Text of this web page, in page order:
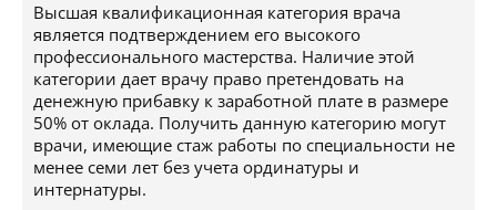
Высшая квалификационная категория врача
является подтверждением его высокого
профессионального мастерства. Наличие этой
категории дает врачу право претендовать на
денежную прибавку к заработной плате в размере
50% от оклада. Получить данную категорию могут
врачи, имеющие стаж работы по специальности не
менее семи лет без учета ординатуры и
интернатуры.